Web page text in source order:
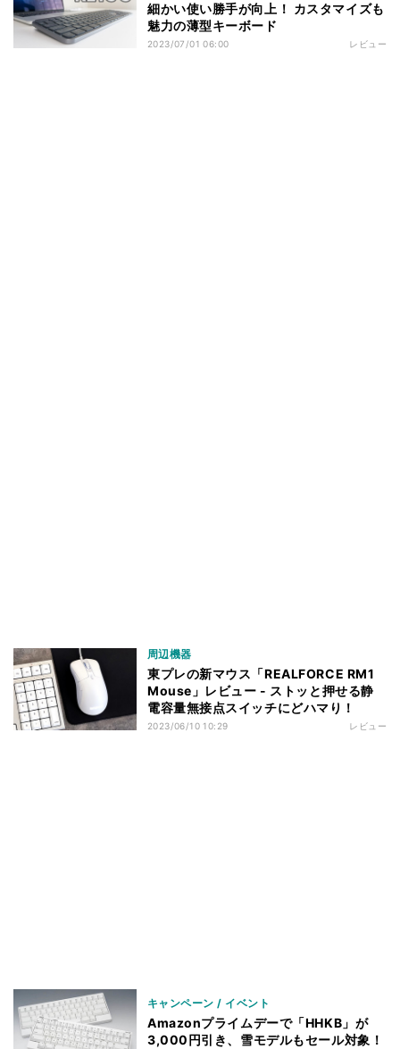
細かい使い勝手が向上！ カスタマイズも
魅力の薄型キーボード
2023/07/01 06:00 レビュー
周辺機器
東プレの新マウス「REALFORCE RM1
Mouse」レビュー - ストッと押せる静
電容量無接点スイッチにどハマり！
2023/06/10 10:29 レビュー
キャンペーン / イベント
Amazonプライムデーで「HHKB」が
3,000円引き、雪モデルもセール対象！